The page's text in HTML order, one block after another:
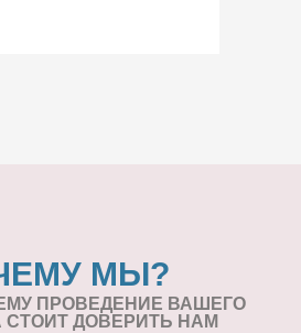
МЫ?
ПРОВЕДЕНИЕ ВАШЕГО
СТОИТ ДОВЕРИТЬ НАМ